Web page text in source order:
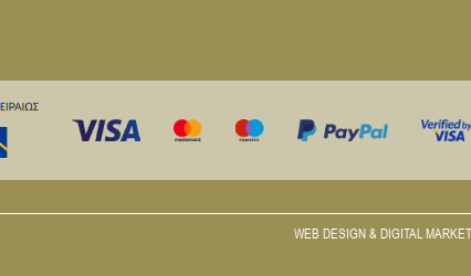
WEB DESIGN & DIGITAL